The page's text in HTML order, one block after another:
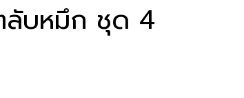
ลับหมึก ชุด 4